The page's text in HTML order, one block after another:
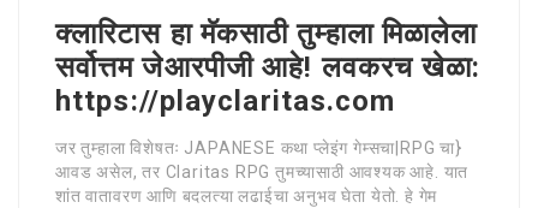
क्लारिटास हा मॅकसाठी तुम्हाला मिळालेला
सर्वोत्तम जेआरपीजी आहे! लवकरच खेळा:
https://playclaritas.com
जर तुम्हाला विशेषतः JAPANESE कथा प्लेइंग गेम्सचा|RPG चा}
आवड असेल, तर Claritas RPG तुमच्यासाठी आवश्यक आहे. यात
शांत वातावरण आणि बदलत्या लढाईचा अनुभव घेता येतो. हे गेम